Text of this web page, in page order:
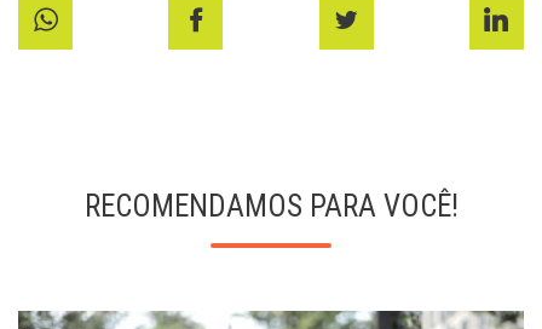
RECOMENDAMOS PARA VOCÊ!